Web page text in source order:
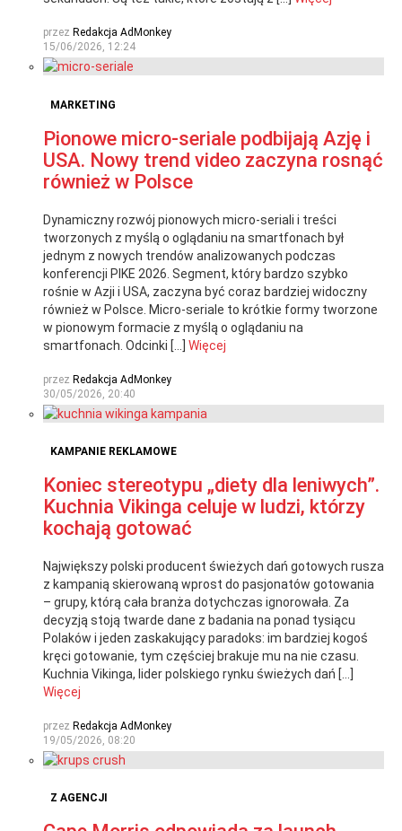
przez Redakcja AdMonkey
15/06/2026, 12:24
MARKETING
Pionowe micro-seriale podbijają Azję i
USA. Nowy trend video zaczyna rosnąć
również w Polsce
Dynamiczny rozwój pionowych micro-seriali i treści
tworzonych z myślą o oglądaniu na smartfonach był
jednym z nowych trendów analizowanych podczas
konferencji PIKE 2026. Segment, który bardzo szybko
rośnie w Azji i USA, zaczyna być coraz bardziej widoczny
również w Polsce. Micro-seriale to krótkie formy tworzone
w pionowym formacie z myślą o oglądaniu na
smartfonach. Odcinki […] Więcej
przez Redakcja AdMonkey
30/05/2026, 20:40
KAMPANIE REKLAMOWE
Koniec stereotypu „diety dla leniwych”.
Kuchnia Vikinga celuje w ludzi, którzy
kochają gotować
Największy polski producent świeżych dań gotowych rusza
z kampanią skierowaną wprost do pasjonatów gotowania
– grupy, którą cała branża dotychczas ignorowała. Za
decyzją stoją twarde dane z badania na ponad tysiącu
Polaków i jeden zaskakujący paradoks: im bardziej kogoś
kręci gotowanie, tym częściej brakuje mu na nie czasu.
Kuchnia Vikinga, lider polskiego rynku świeżych dań […]
Więcej
przez Redakcja AdMonkey
19/05/2026, 08:20
Z AGENCJI